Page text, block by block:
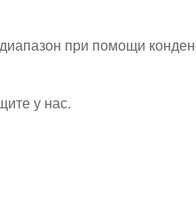
при помощи
у нас.